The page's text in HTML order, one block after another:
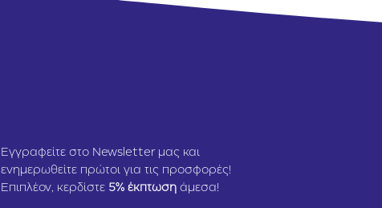
Εγγραφείτε στο Newsletter μας και
ενημερωθείτε πρώτοι για τις προσφορές!
Επιπλέον, κερδίστε 5% έκπτωση άμεσα!